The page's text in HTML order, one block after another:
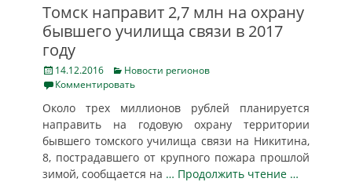
Томск направит 2,7 млн на охрану
бывшего училища связи в 2017
году
Posted
on
14.12.2016 Categories
Новости регионов
Комментировать
Около трех миллионов рублей планируется
направить на годовую охрану территории
бывшего томского училища связи на Никитина,
8, пострадавшего от крупного пожара прошлой
зимой, сообщается на … Продолжить чтение …